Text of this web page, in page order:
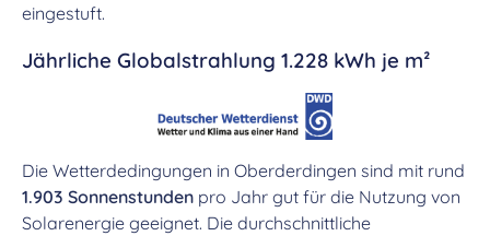
eingestuft.
Jährliche Globalstrahlung 1.228 kWh je m²
Die Wetterdedingungen in Oberderdingen sind mit rund
1.903 Sonnenstunden pro Jahr gut für die Nutzung von
Solarenergie geeignet. Die durchschnittliche